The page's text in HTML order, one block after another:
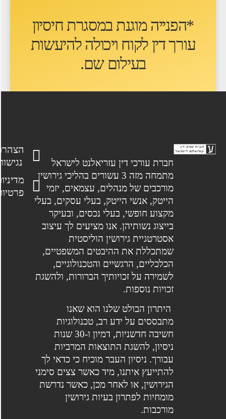
*הפנייה מוגנת במסגרת חיסיון
עורך דין לקוח ו יכולה להיעשות
בעילום שם.
חברת עורכי דין עזריאלנט לישראל
מתמחה מזה 3 עשורים בהליכי גירושין
מורכבים של מנהלים, עצמאים, יזמי
הייטק, אנשי הייטק, בעלי עסקים, בעלי
מקצוע חופשי, בעלי נכסים, ובעיקר
בייצוג נשותיהן. אנו מציעים לך עיצוב
אסטרטגיית גירושין הוליסטית
שמתכללת את ההיבטים המשפטיים,
הכלכליים, הרגשיים והטכנולוגיים,
לשמירה על זכויותיך הברורות, ולהשגת
זכויות נוספות.
היתרון הבולט שלנו הוא שאנו
מתבססים על ידע רב, טכנולוגיות
חשיבה חדשניות, דמיון ו-30 שנות
ניסיון, להשגת התוצאות המרביות
עבורך. ניסיון העבר מוכיח כי כדאי לך
להתייעץ איתנו, מיד כאשר צצים סימני
הגירושין, או לאחר מכן, כאשר נדרשת
מומחיות לפתרון בעיות גירושין
מורכבות.
הצהרת
נגישות
מדיניות
פרטיות